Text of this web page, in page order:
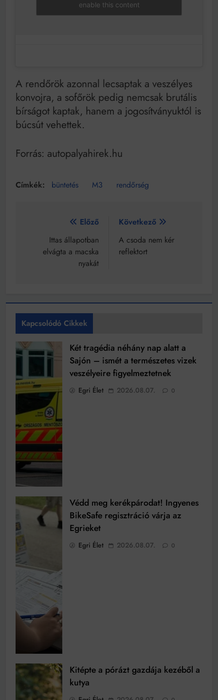
enable this content
A rendőrök azonnal lecsaptak a veszélyes
konvojra, a sofőrök pedig nemcsak brutális
bírságot kaptak, hanem a jogosítványuktól is
búcsút vehettek.
Forrás: autopalyahirek.hu
büntetés M3 rendőrség
Bejegyzés
navigáció
Előző
Ittas állapotban
elvágta a macska
nyakát
Következő
A csoda nem kér
reflektort
Kapcsolódó Cikkek
Két tragédia néhány nap alatt a
Sajón – ismét a természetes vizek
veszélyeire figyelmeztetnek
Egri Élet 2026.08.07. 0
Védd meg kerékpárodat! Ingyenes
BikeSafe regisztráció várja az
Egrieket
Egri Élet 2026.08.07. 0
Kitépte a pórázt gazdája kezéből a
kutya